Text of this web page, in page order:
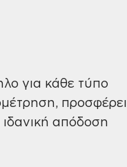
για κάθε τύπο
προσφέρει
απόδοση